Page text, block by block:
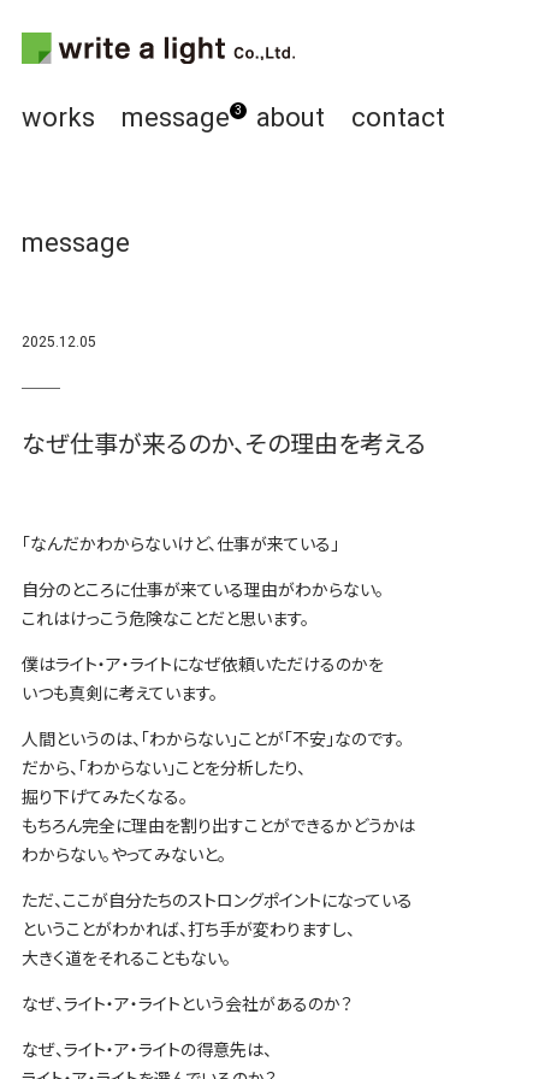
works message 3 about contact
message
2025.12.05
なぜ仕事が来るのか、その理由を考える
「なんだかわからないけど、仕事が来ている」
自分のところに仕事が来ている理由がわからない。
これはけっこう危険なことだと思います。
僕はライト・ア・ライトになぜ依頼いただけるのかを
いつも真剣に考えています。
人間というのは、「わからない」ことが「不安」なのです。
だから、「わからない」ことを分析したり、
掘り下げてみたくなる。
もちろん完全に理由を割り出すことができるかどうかは
わからない。やってみないと。
ただ、ここが自分たちのストロングポイントになっている
ということがわかれば、打ち手が変わりますし、
大きく道をそれることもない。
なぜ、ライト・ア・ライトという会社があるのか？
なぜ、ライト・ア・ライトの得意先は、